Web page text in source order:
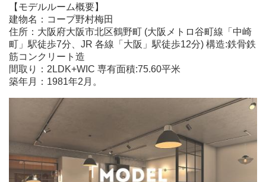
【モデルルーム概要】
建物名：コープ野村梅田
住所：大阪府大阪市北区鶴野町 (大阪メトロ谷町線「中崎
町」駅徒歩7分、JR 各線「大阪」駅徒歩12分) 構造:鉄骨鉄
筋コンクリート造
間取り：2LDK+WIC 専有面積:75.60平米
築年月：1981年2月。